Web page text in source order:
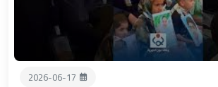
2026-06-17